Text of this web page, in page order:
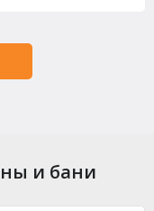
и бани